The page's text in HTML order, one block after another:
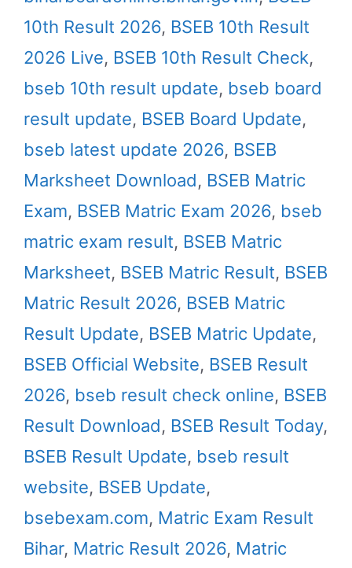
10th Result 2026, BSEB 10th Result
2026 Live, BSEB 10th Result Check,
bseb 10th result update, bseb board
result update, BSEB Board Update,
bseb latest update 2026, BSEB
Marksheet Download, BSEB Matric
Exam, BSEB Matric Exam 2026, bseb
matric exam result, BSEB Matric
Marksheet, BSEB Matric Result, BSEB
Matric Result 2026, BSEB Matric
Result Update, BSEB Matric Update,
BSEB Official Website, BSEB Result
2026, bseb result check online, BSEB
Result Download, BSEB Result Today,
BSEB Result Update, bseb result
website, BSEB Update,
bsebexam.com, Matric Exam Result
Bihar, Matric Result 2026, Matric